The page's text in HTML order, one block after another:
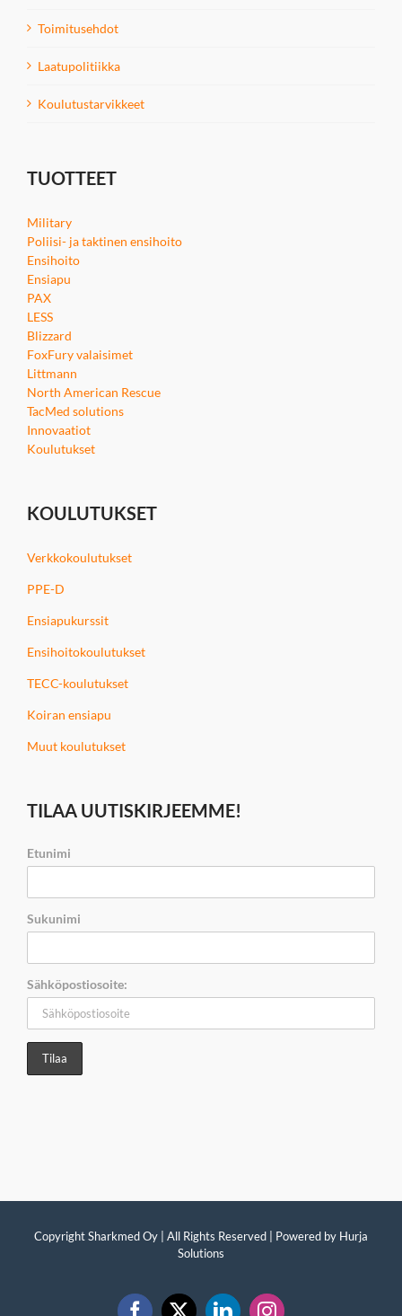
Toimitusehdot
Laatupolitiikka
Koulutustarvikkeet
TUOTTEET
Military
Poliisi- ja taktinen ensihoito
Ensihoito
Ensiapu
PAX
LESS
Blizzard
FoxFury valaisimet
Littmann
North American Rescue
TacMed solutions
Innovaatiot
Koulutukset
KOULUTUKSET
Verkkokoulutukset
PPE-D
Ensiapukurssit
Ensihoitokoulutukset
TECC-koulutukset
Koiran ensiapu
Muut koulutukset
TILAA UUTISKIRJEEMME!
Etunimi
Sukunimi
Sähköpostiosoite:
Copyright Sharkmed Oy | All Rights Reserved | Powered by Hurja
Solutions